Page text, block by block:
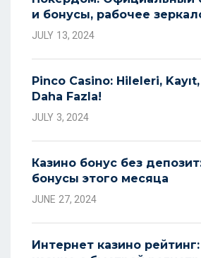
и бонусы, рабочее
JULY 13, 2024
Pinco Casino: Hileleri,
Daha Fazla!
JULY 3, 2024
Казино бонус без
бонусы этого месяца
JUNE 27, 2024
Интернет казино